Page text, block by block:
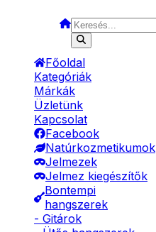
Főoldal
Kategóriák
Márkák
Üzletünk
Kapcsolat
Facebook
Natúrkozmetikumok
Jelmezek
Jelmez kiegészítők
Bontempi
hangszerek
- Gitárok